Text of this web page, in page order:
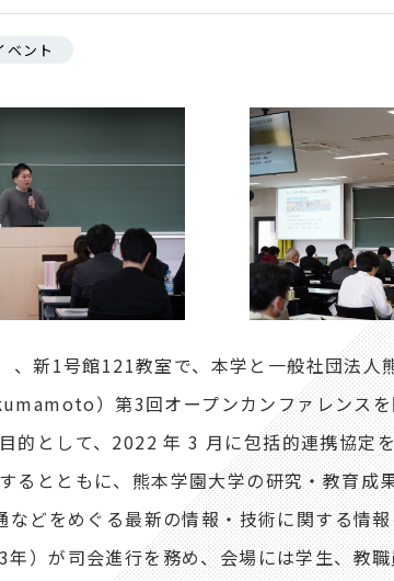
ベント
新1号館121教室で、本学と一般社団法人
）第3回オープンカンファレンス
的として、2022 年 3 月に包括的連携協定
るとともに、熊本学園大学の研究・教育
などをめぐる最新の情報・技術に関する情
年）が司会進行を務め、会場には学生、教